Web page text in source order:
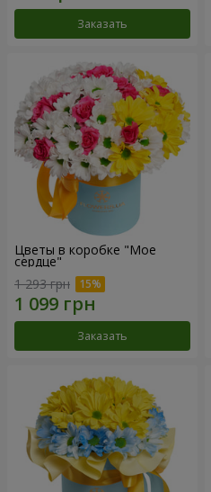
Заказать
Цветы в коробке "Мое
сердце"
1 293 грн
Заказать